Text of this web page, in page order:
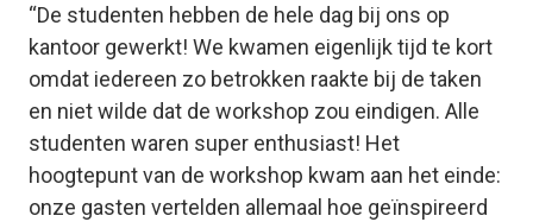
“De studenten hebben de hele dag bij ons op
kantoor gewerkt! We kwamen eigenlijk tijd te kort
omdat iedereen zo betrokken raakte bij de taken
en niet wilde dat de workshop zou eindigen. Alle
studenten waren super enthusiast! Het
hoogtepunt van de workshop kwam aan het einde:
onze gasten vertelden allemaal hoe geïnspireerd